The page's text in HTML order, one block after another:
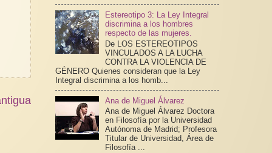
Estereotipo 3: La Ley Integral
discrimina a los hombres
respecto de las mujeres.
De LOS ESTEREOTIPOS
VINCULADOS A LA LUCHA
CONTRA LA VIOLENCIA DE
GÉNERO Quienes consideran que la Ley
Integral discrimina a los homb...
Ana de Miguel Álvarez
Ana de Miguel Álvarez Doctora
en Filosofía por la Universidad
Autónoma de Madrid; Profesora
Titular de Universidad, Área de
Filosofía ...